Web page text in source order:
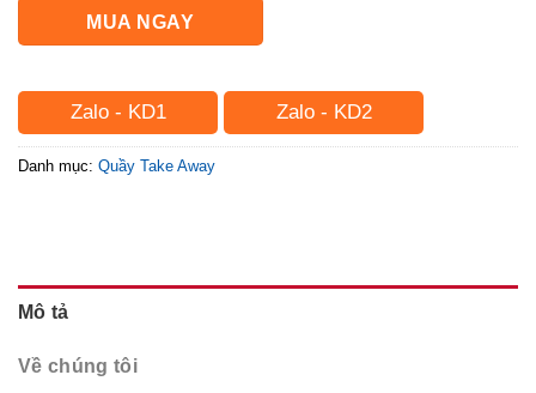
MUA NGAY
Zalo - KD1 Zalo - KD2
Danh mục: Quầy Take Away
Mô tả
Về chúng tôi